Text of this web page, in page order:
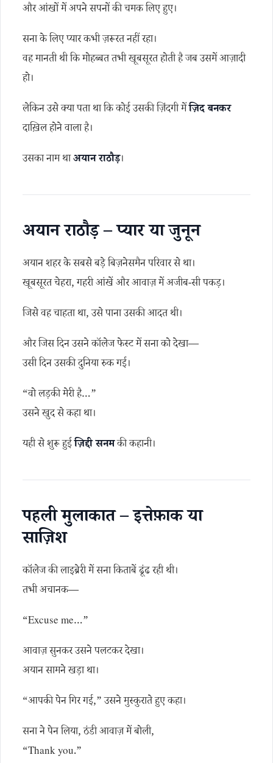
और आंखों में अपने सपनों की चमक लिए हुए।
सना के लिए प्यार कभी ज़रूरत नहीं रहा।
वह मानती थी कि मोहब्बत तभी खूबसूरत होती है जब उसमें आज़ादी
हो।
लेकिन उसे क्या पता था कि कोई उसकी ज़िंदगी मेंज़िद बनकर
दाख़िल होने वाला है।
उसका नाम थाअयान राठौड़।
अयान राठौड़ – प्यार या जुनून
अयान शहर के सबसे बड़े बिज़नेसमैन परिवार से था।
खूबसूरत चेहरा, गहरी आंखें और आवाज़ में अजीब-सी पकड़।
जिसे वह चाहता था, उसे पाना उसकी आदत थी।
और जिस दिन उसने कॉलेज फेस्ट में सना को देखा—
उसी दिन उसकी दुनिया रुक गई।
“वो लड़की मेरी है…”
उसने खुद से कहा था।
यही से शुरू हुईज़िद्दी सनमकी कहानी।
पहली मुलाकात – इत्तेफ़ाक या
साज़िश
कॉलेज की लाइब्रेरी में सना किताबें ढूंढ रही थी।
तभी अचानक—
“Excuse me…”
आवाज़ सुनकर उसने पलटकर देखा।
अयान सामने खड़ा था।
“आपकी पेन गिर गई,” उसने मुस्कुराते हुए कहा।
सना ने पेन लिया, ठंडी आवाज़ में बोली,
“Thank you.”